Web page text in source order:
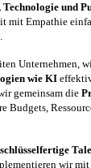
Technologie und
mit Empathie
Unternehmen,
wie KI
gemeinsam die
Budgets,
schlüsselfertige
wir mit